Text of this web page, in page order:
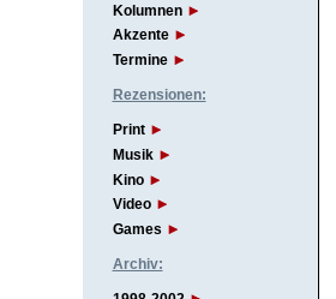
Kolumnen
Akzente
Termine
Rezensionen:
Print
Musik
Kino
Video
Games
Archiv: